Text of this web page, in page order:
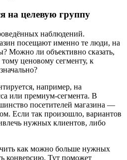
на целевую группу
наблюдений.
посещают именно те люди, на
Можно ли объективно сказать,
ценовому сегменту, к
например, на
или премиум-сегмента. В
посетителей магазина —
Если так произошло, вариантов
нужных клиентов, либо
как можно больше нужных
конверсию. Тут поможет